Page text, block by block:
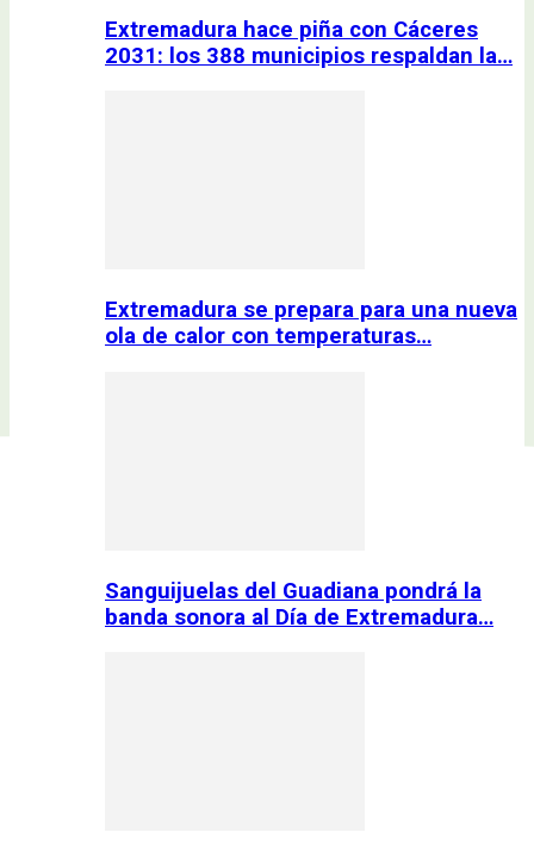
Extremadura hace piña con Cáceres
2031: los 388 municipios respaldan la…
Extremadura se prepara para una nueva
ola de calor con temperaturas…
Sanguijuelas del Guadiana pondrá la
banda sonora al Día de Extremadura…